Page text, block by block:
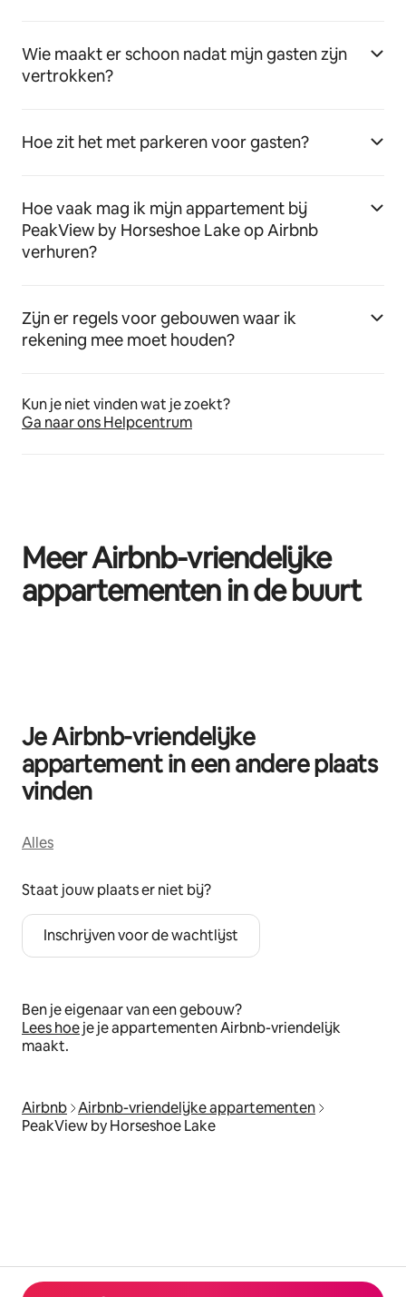
Wie maakt er schoon nadat mijn gasten zijn
vertrokken?
Hoe zit het met parkeren voor gasten?
Hoe vaak mag ik mijn appartement bij
PeakView by Horseshoe Lake op Airbnb
verhuren?
Zijn er regels voor gebouwen waar ik
rekening mee moet houden?
Kun je niet vinden wat je zoekt?
Ga naar ons Helpcentrum
Meer Airbnb-vriendelijke
appartementen in de buurt
Je Airbnb-vriendelijke
appartement in een andere plaats
vinden
Alles
Staat jouw plaats er niet bij?
Inschrijven voor de wachtlijst
Ben je eigenaar van een gebouw?
Lees hoeje je appartementen Airbnb-vriendelijk
maakt.
Airbnb Airbnb-vriendelijke appartementen
PeakView by Horseshoe Lake